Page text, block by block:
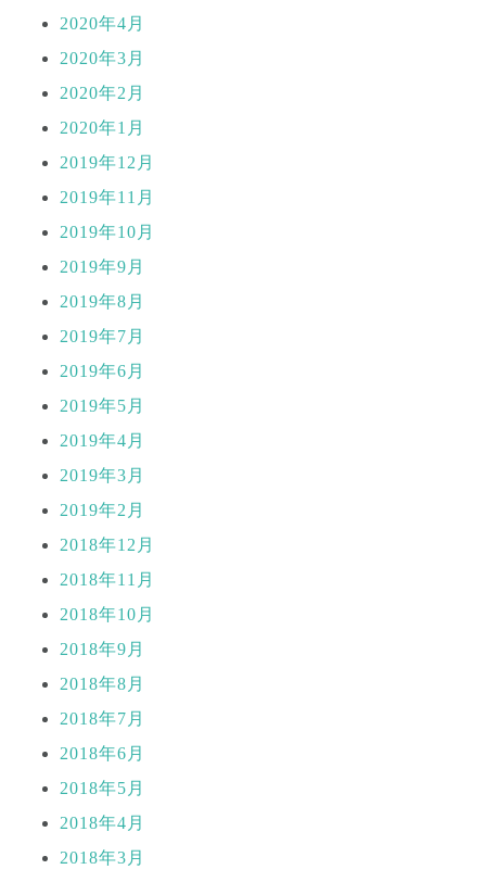
2020年4月
2020年3月
2020年2月
2020年1月
2019年12月
2019年11月
2019年10月
2019年9月
2019年8月
2019年7月
2019年6月
2019年5月
2019年4月
2019年3月
2019年2月
2018年12月
2018年11月
2018年10月
2018年9月
2018年8月
2018年7月
2018年6月
2018年5月
2018年4月
2018年3月